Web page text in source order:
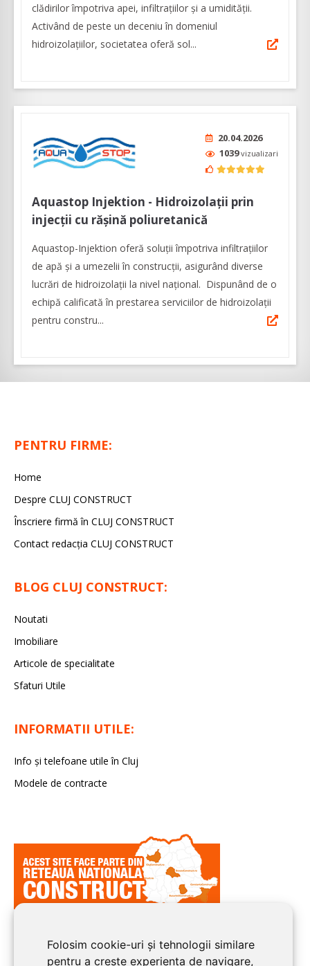
Folosim cookie-uri și tehnologii similare
pentru a crește experiența de navigare,
clădirilor împotriva apei, infiltrațiilor și a umidității.
Activând de peste un deceniu în domeniul
hidroizolațiilor, societatea oferă sol...
20.04.2026
1039vizualizari
Aquastop Injektion - Hidroizolaţii prin
injecţii cu răşină poliuretanică
Aquastop-Injektion oferă soluţii împotriva infiltraţiilor
de apă şi a umezelii în construcţii, asigurând diverse
lucrări de hidroizolaţii la nivel naţional. Dispunând de o
echipă calificată în prestarea serviciilor de hidroizolaţii
pentru constru...
PENTRU FIRME:
Home
Despre CLUJ CONSTRUCT
Înscriere firmă în CLUJ CONSTRUCT
Contact redacția CLUJ CONSTRUCT
BLOG CLUJ CONSTRUCT:
Noutati
Imobiliare
Articole de specialitate
Sfaturi Utile
INFORMATII UTILE:
Info și telefoane utile în Cluj
Modele de contracte